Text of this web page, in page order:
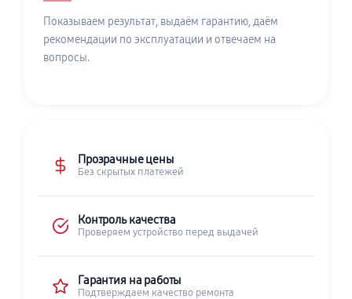
Показываем результат, выдаём гарантию, даём
рекомендации по эксплуатации и отвечаем на
вопросы.
Прозрачные цены
Без скрытых платежей
Контроль качества
Проверяем устройство перед выдачей
Гарантия на работы
Подтверждаем качество ремонта